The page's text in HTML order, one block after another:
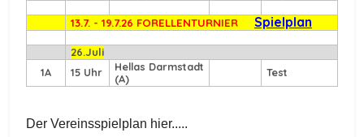
13.7. - 19.7.26 FORELLENTURNIER Spielplan
26.Juli
1A
15 Uhr
Hellas Darmstadt
(A)
Test
Der Vereinsspielplan hier.....